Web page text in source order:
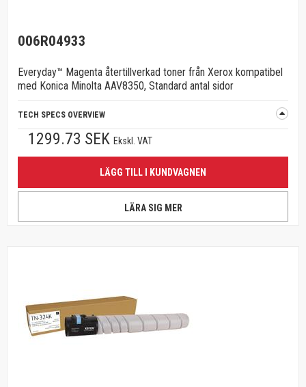
006R04933
Everyday™ Magenta återtillverkad toner från Xerox kompatibel
med Konica Minolta AAV8350, Standard antal sidor
TECH SPECS OVERVIEW
1299.73 SEK Ekskl. VAT
LÄGG TILL I KUNDVAGNEN
LÄRA SIG MER